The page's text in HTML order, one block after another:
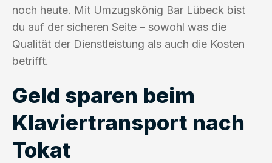
noch heute. Mit Umzugskönig Bar Lübeck bist
du auf der sicheren Seite – sowohl was die
Qualität der Dienstleistung als auch die Kosten
betrifft.
Geld sparen beim
Klaviertransport nach
Tokat